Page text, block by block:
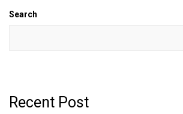
Search
Recent Post